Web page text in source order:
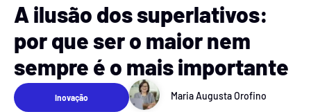
A ilusão dos superlativos:
por que ser o maior nem
sempre é o mais importante
Inovação Maria Augusta Orofino